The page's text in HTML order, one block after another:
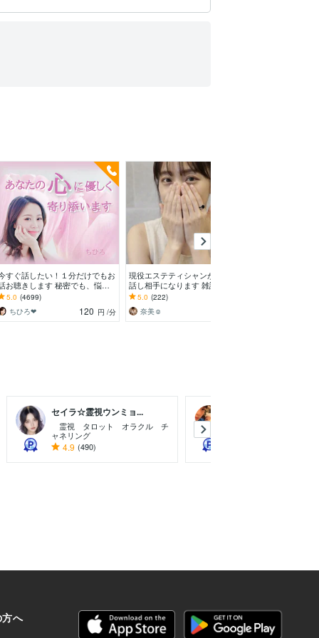
すぐ話したい！１分だけでもお
お聴きします 秘密でも、悩み
も、甘えたいな～でも何でもO
です♪
5.0 (4699)
ちひろ❤
120 円 /分
現役エステティシャンが優しくお
話し相手になります 雑談・悩
み・恋愛相談・秘密・愚痴？話し
て解放されてね°˖✧
5.0 (222)
奈美☺︎
セイラ☆霊視ウンミョ...
霊視 タロット オラクル チ
ャネリング
4.9 (490)